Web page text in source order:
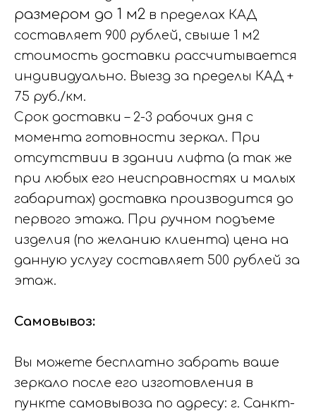
размером до 1 м2 в пределах КАД
составляет 900 рублей, свыше 1 м2
стоимость доставки рассчитывается
индивидуально. Выезд за пределы КАД +
75 руб./км.
Срок доставки – 2-3 рабочих дня с
момента готовности зеркал. При
отсутствии в здании лифта (а так же
при любых его неисправностях и малых
габаритах) доставка производится до
первого этажа. При ручном подъеме
изделия (по желанию клиента) цена на
данную услугу составляет 500 рублей за
этаж.
Самовывоз:
Вы можете бесплатно забрать ваше
зеркало после его изготовления в
пункте самовывоза по адресу: г. Санкт-